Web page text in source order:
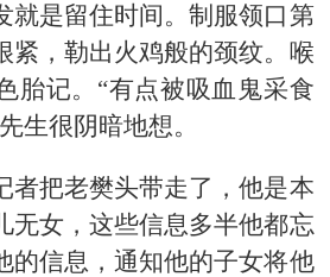
就是留住时间。制服领口第
紧，勒出火鸡般的颈纹。喉
胎记。“有点被吸血鬼采食
生很阴暗地想。
者把老樊头带走了，他是本
无女，这些信息多半他都忘
的信息，通知他的子女将他